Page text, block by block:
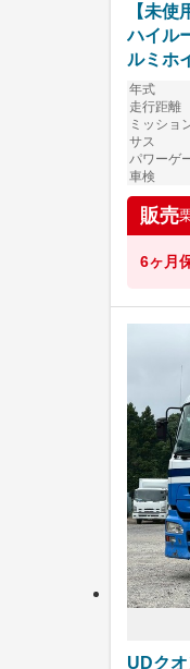
【未
ハイル
ルミホ
グレー
年式
走行距離
ミッショ
サス
パワーゲ
車検
販売
6ヶ月
UDク